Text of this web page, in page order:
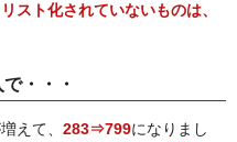
リスト化されていないものは、
・・・
えて、 283⇒799になりまし